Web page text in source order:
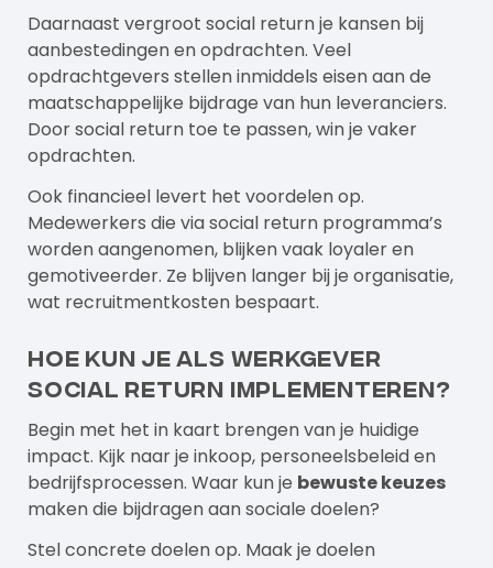
Daarnaast vergroot social return je kansen bij
aanbestedingen en opdrachten. Veel
opdrachtgevers stellen inmiddels eisen aan de
maatschappelijke bijdrage van hun leveranciers.
Door social return toe te passen, win je vaker
opdrachten.
Ook financieel levert het voordelen op.
Medewerkers die via social return programma’s
worden aangenomen, blijken vaak loyaler en
gemotiveerder. Ze blijven langer bij je organisatie,
wat recruitmentkosten bespaart.
Hoe kun je als werkgever
social return implementeren?
Begin met het in kaart brengen van je huidige
impact. Kijk naar je inkoop, personeelsbeleid en
bedrijfsprocessen. Waar kun je bewuste keuzes
maken die bijdragen aan sociale doelen?
Stel concrete doelen op. Maak je doelen